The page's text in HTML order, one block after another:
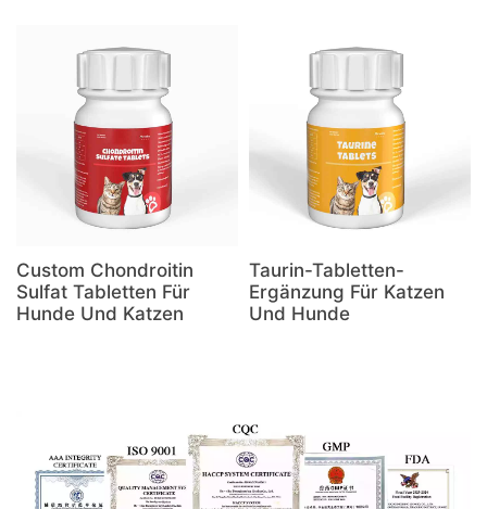
Custom Chondroitin
Sulfat Tabletten Für
Hunde Und Katzen
Taurin-Tabletten-
Ergänzung Für Katzen
Und Hunde